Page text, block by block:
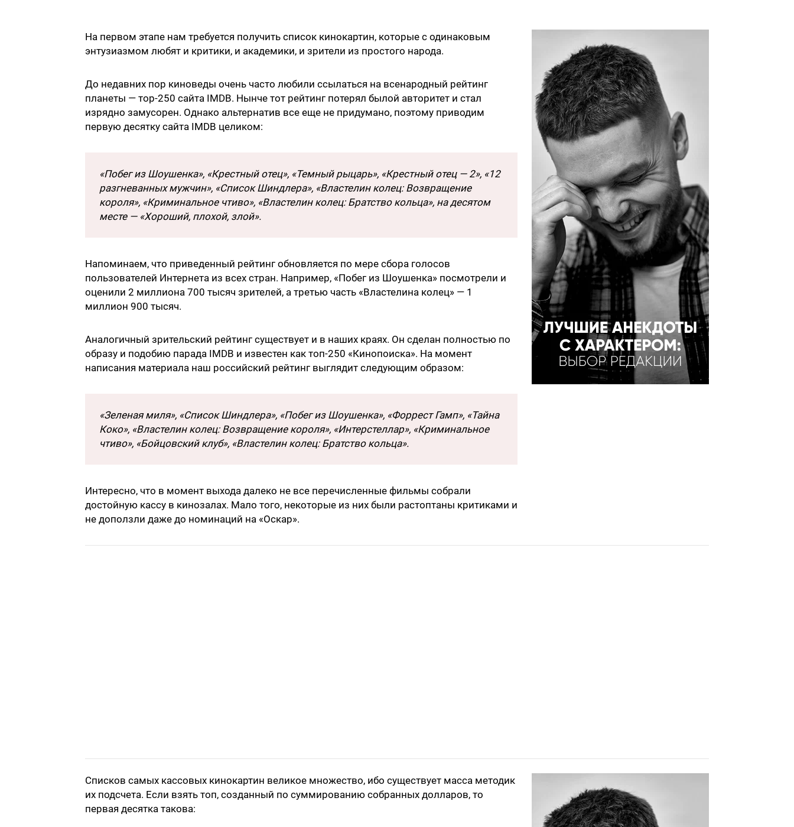
На первом этапе нам требуется получить список кинокартин, которые с одинаковым
энтузиазмом любят и критики, и академики, и зрители из простого народа.
До недавних пор киноведы очень часто любили ссылаться на всенародный рейтинг
планеты — тop-250 сайта IMDB. Нынче тот рейтинг потерял былой авторитет и стал
изрядно замусорен. Однако альтернатив все еще не придумано, поэтому приводим
первую десятку сайта IMDB целиком:
«Побег из Шоушенка», «Крестный отец», «Темный рыцарь», «Крестный отец — 2», «12
разгневанных мужчин», «Список Шиндлера», «Властелин колец: Возвращение
короля», «Криминальное чтиво», «Властелин колец: Братство кольца», на десятом
месте — «Хороший, плохой, злой».
Напоминаем, что приведенный рейтинг обновляется по мере сбора голосов
пользователей Интернета из всех стран. Например, «Побег из Шоушенка» посмотрели и
оценили 2 миллиона 700 тысяч зрителей, а третью часть «Властелина колец» — 1
миллион 900 тысяч.
Аналогичный зрительский рейтинг существует и в наших краях. Он сделан полностью по
образу и подобию парада IMDB и известен как тoп-250 «Кинопоиска». На момент
написания материала наш российский рейтинг выглядит следующим образом:
«Зеленая миля», «Список Шиндлера», «Побег из Шоушенка», «Форрест Гамп», «Тайна
Коко», «Властелин колец: Возвращение короля», «Интерстеллар», «Криминальное
чтиво», «Бойцовский клуб», «Властелин колец: Братство кольца».
Интересно, что в момент выхода далеко не все перечисленные фильмы собрали
достойную кассу в кинозалах. Мало того, некоторые из них были растоптаны критиками и
не доползли даже до номинаций на «Оскар».
Списков самых кассовых кинокартин великое множество, ибо существует масса методик
их подсчета. Если взять топ, созданный по суммированию собранных долларов, то
первая десятка такова: